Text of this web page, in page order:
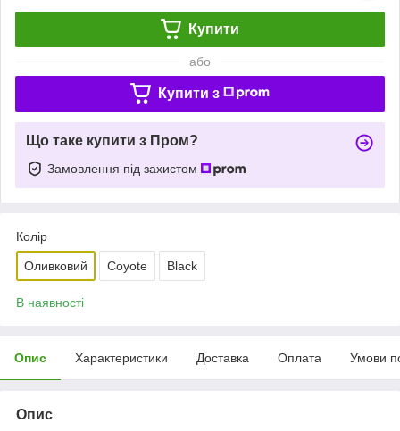
Купити
або
Купити з
Що таке купити з Пром?
Замовлення під захистом
Колір
Оливковий Coyote Black
В наявності
Опис Характеристики Доставка Оплата Умови
Опис